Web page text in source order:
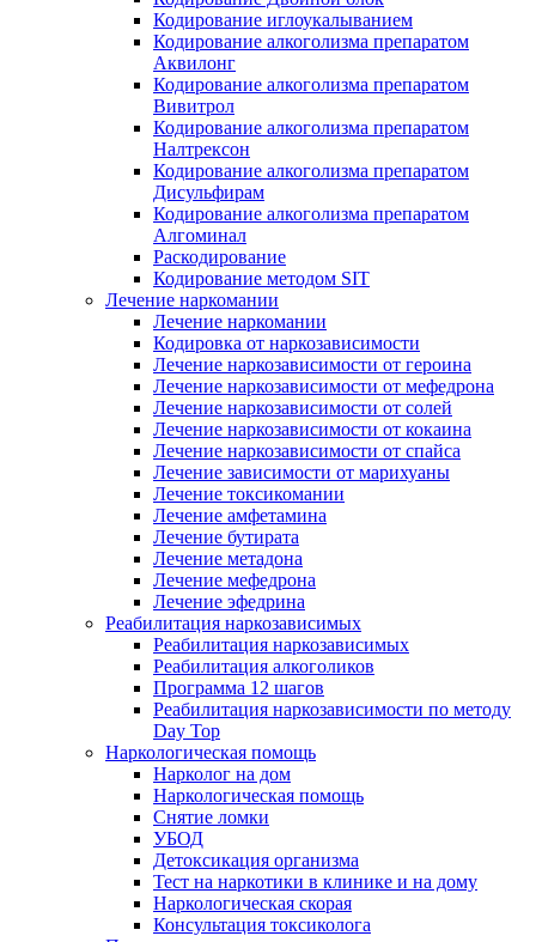
Кодирование иглоукалыванием
Кодирование алкоголизма препаратом
Аквилонг
Кодирование алкоголизма препаратом
Вивитрол
Кодирование алкоголизма препаратом
Налтрексон
Кодирование алкоголизма препаратом
Дисульфирам
Кодирование алкоголизма препаратом
Алгоминал
Раскодирование
Кодирование методом SIT
Лечение наркомании
Лечение наркомании
Кодировка от наркозависимости
Лечение наркозависимости от героина
Лечение наркозависимости от мефедрона
Лечение наркозависимости от солей
Лечение наркозависимости от кокаина
Лечение наркозависимости от спайса
Лечение зависимости от марихуаны
Лечение токсикомании
Лечение амфетамина
Лечение бутирата
Лечение метадона
Лечение мефедрона
Лечение эфедрина
Реабилитация наркозависимых
Реабилитация наркозависимых
Реабилитация алкоголиков
Программа 12 шагов
Реабилитация наркозависимости по методу
Day Top
Наркологическая помощь
Нарколог на дом
Наркологическая помощь
Снятие ломки
УБОД
Детоксикация организма
Тест на наркотики в клинике и на дому
Наркологическая скорая
Консультация токсиколога